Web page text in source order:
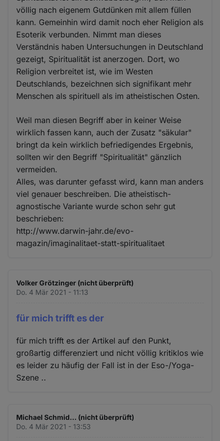
völlig nach eigenem Gutdünken mit allem füllen
kann. Gemeinhin wird damit noch eher Religion als
Esoterik verbunden. Nimmt man dieses
Verständnis haben Untersuchungen in Deutschland
gezeigt, Spiritualität ist anerzogen. Dort, wo
Religion verbreitet ist, wie im Westen
Deutschlands, bezeichnen sich signifikant mehr
Menschen als spirituell als im atheistischen Osten.
Weil man diesen Begriff aber in keiner Weise
wirklich fassen kann, auch der Zusatz "säkular"
bringt da kein wirklich befriedigendes Ergebnis,
sollten wir den Begriff "Spiritualität" gänzlich
vermeiden.
Alles, was darunter gefasst wird, kann man anders
viel genauer beschreiben. Die atheistisch-
agnostische Variante wurde schon sehr gut
beschrieben:
http://www.darwin-jahr.de/evo-
magazin/imaginalitaet-statt-spiritualitaet
Volker Grötzinger (nicht überprüft)
Do. 4 Mär 2021 - 11:13
für mich trifft es der
für mich trifft es der Artikel auf den Punkt,
großartig differenziert und nicht völlig kritiklos wie
es leider zu häufig der Fall ist in der Eso-/Yoga-
Szene ..
Michael Schmid… (nicht überprüft)
Do. 4 Mär 2021 - 13:53